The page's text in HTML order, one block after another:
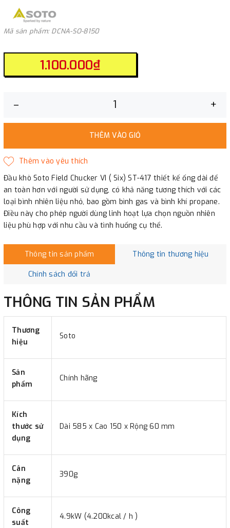
Mã sản phẩm: DCNA-SO-8150
1.100.000₫
– +
THÊM VÀO GIỎ
Đầu khò Soto Field Chucker VI ( Six) ST-417 thiết kế ống dài để
an toàn hơn với người sử dụng, có khả năng tương thích với các
loại bình nhiên liệu nhỏ, bao gồm bình gas và bình khí propane.
Điều này cho phép người dùng linh hoạt lựa chọn nguồn nhiên
liệu phù hợp với nhu cầu và tình huống cụ thể.
Thông tin sản phẩm Thông tin thương hiệu
Chính sách đổi trả
THÔNG TIN SẢN PHẨM
Thương
hiệu
Soto
Sản
phẩm
Chính hãng
Kích
thước sử
dụng
Dài 585 x Cao 150 x Rộng 60 mm
Cân
nặng
390g
Công
suất
4.9kW (4.200kcal / h )